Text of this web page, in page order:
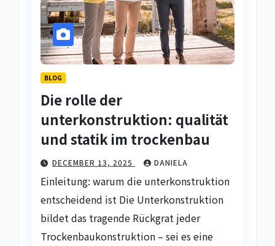
BLOG
Die rolle der
unterkonstruktion: qualität
und statik im trockenbau
DECEMBER 13, 2025 DANIELA
Einleitung: warum die unterkonstruktion
entscheidend ist Die Unterkonstruktion
bildet das tragende Rückgrat jeder
Trockenbaukonstruktion – sei es eine